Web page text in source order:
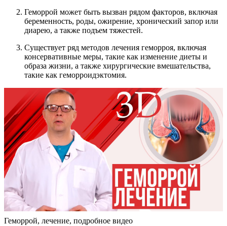
Геморрой может быть вызван рядом факторов, включая
беременность, роды, ожирение, хронический запор или
диарею, а также подъем тяжестей.
Существует ряд методов лечения геморроя, включая
консервативные меры, такие как изменение диеты и
образа жизни, а также хирургические вмешательства,
такие как геморроидэктомия.
Геморрой, лечение, подробное видео